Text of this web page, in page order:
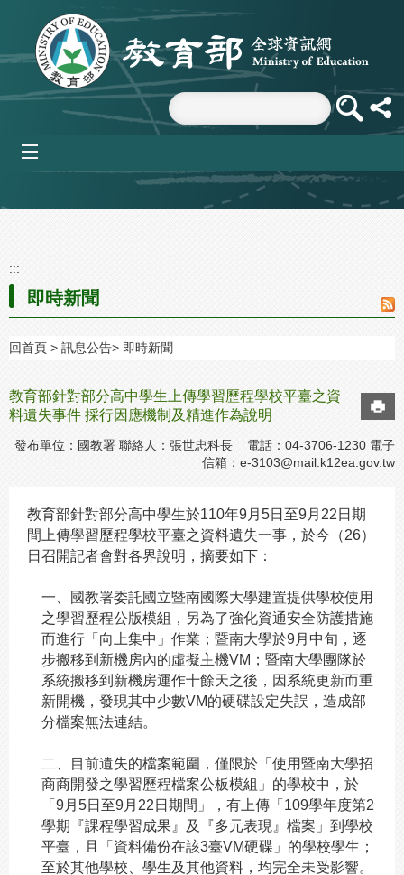
跳到主要內容區塊
:::
即時新聞
回首頁 訊息公告 即時新聞
教育部針對部分高中學生上傳學習歷程學校平臺之資
料遺失事件 採行因應機制及精進作為說明
發布單位：國教署 聯絡人：張世忠科長 電話：04-3706-1230 電子
信箱： e-3103@mail.k12ea.gov.tw
教育部針對部分高中學生於110年9月5日至9月22日期
間上傳學習歷程學校平臺之資料遺失一事，於今（26）
日召開記者會對各界說明，摘要如下：
一、國教署委託國立暨南國際大學建置提供學校使用
之學習歷程公版模組，另為了強化資通安全防護措施
而進行「向上集中」作業；暨南大學於9月中旬，逐
步搬移到新機房內的虛擬主機VM；暨南大學團隊於
系統搬移到新機房運作十餘天之後，因系統更新而重
新開機，發現其中少數VM的硬碟設定失誤，造成部
分檔案無法連結。
二、目前遺失的檔案範圍，僅限於「使用暨南大學招
商商開發之學習歷程檔案公板模組」的學校中，於
「9月5日至9月22日期間」，有上傳「109學年度第2
學期『課程學習成果』及『多元表現』檔案」到學校
平臺，且「資料備份在該3臺VM硬碟」的學校學生；
至於其他學校、學生及其他資料，均完全未受影響。